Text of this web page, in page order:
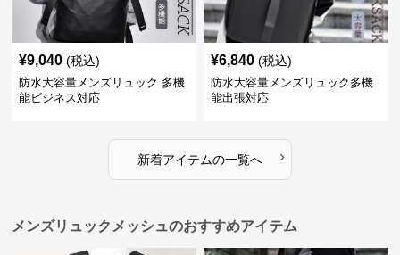
¥9,040 (税込)
防水大容量メンズリュック 多機
能ビジネス対応
¥6,840 (税込)
防水大容量メンズリュック多機
能出張対応
新着アイテムの一覧へ ›
メンズリュックメッシュのおすすめアイテム